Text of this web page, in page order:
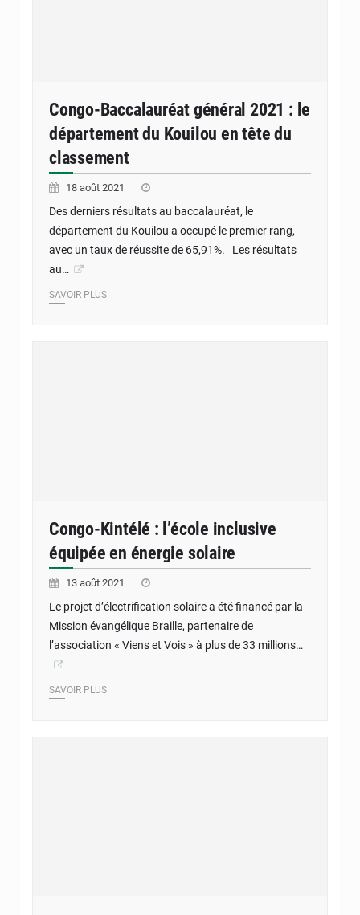
Congo-Baccalauréat général 2021 : le
département du Kouilou en tête du
classement
18 août 2021
Des derniers résultats au baccalauréat, le
département du Kouilou a occupé le premier rang,
avec un taux de réussite de 65,91%. Les résultats
au…
SAVOIR PLUS
Congo-Kintélé : l’école inclusive
équipée en énergie solaire
13 août 2021
Le projet d’électrification solaire a été financé par la
Mission évangélique Braille, partenaire de
l’association « Viens et Vois » à plus de 33 millions…
SAVOIR PLUS